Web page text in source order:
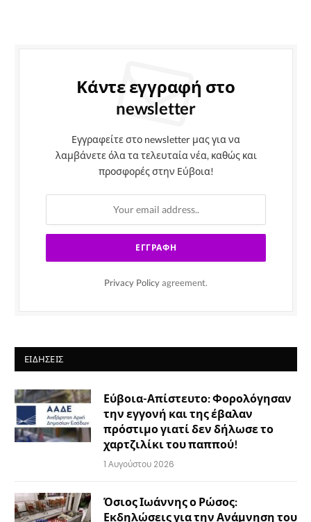
Κάντε εγγραφή στο
newsletter
Εγγραφείτε στο newsletter μας για να
λαμβάνετε όλα τα τελευταία νέα, καθώς και
προσφορές στην Εύβοια!
Privacy Policy agreement.
ΕΙΔΉΣΕΙΣ
Εύβοια-Απίστευτο: Φορολόγησαν
την εγγονή και της έβαλαν
πρόστιμο γιατί δεν δήλωσε το
χαρτζιλίκι του παππού!
1 Αυγούστου 2026
Όσιος Ιωάννης ο Ρώσος:
Εκδηλώσεις για την Ανάμνηση του